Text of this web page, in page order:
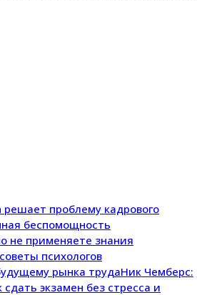
решает проблему кадрового
беспомощность
не применяете знания
психологов
Ник Чемберс:
сдать экзамен без стресса и